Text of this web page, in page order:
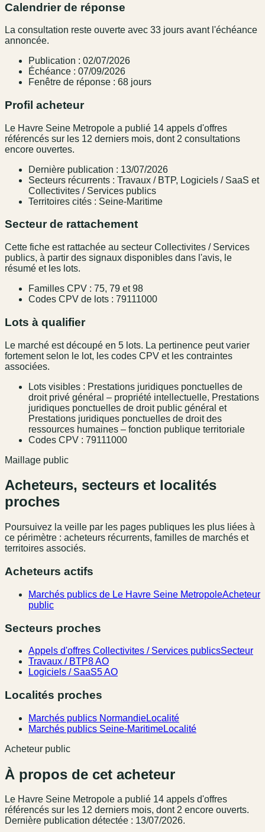
Calendrier de réponse
La consultation reste ouverte avec 33 jours avant l'échéance
annoncée.
Publication : 02/07/2026
Échéance : 07/09/2026
Fenêtre de réponse : 68 jours
Profil acheteur
Le Havre Seine Metropole a publié 14 appels d'offres
référencés sur les 12 derniers mois, dont 2 consultations
encore ouvertes.
Dernière publication : 13/07/2026
Secteurs récurrents : Travaux / BTP, Logiciels / SaaS et
Collectivites / Services publics
Territoires cités : Seine-Maritime
Secteur de rattachement
Cette fiche est rattachée au secteur Collectivites / Services
publics, à partir des signaux disponibles dans l'avis, le
résumé et les lots.
Familles CPV : 75, 79 et 98
Codes CPV de lots : 79111000
Lots à qualifier
Le marché est découpé en 5 lots. La pertinence peut varier
fortement selon le lot, les codes CPV et les contraintes
associées.
Lots visibles : Prestations juridiques ponctuelles de
droit privé général – propriété intellectuelle, Prestations
juridiques ponctuelles de droit public général et
Prestations juridiques ponctuelles de droit des
ressources humaines – fonction publique territoriale
Codes CPV : 79111000
Maillage public
Acheteurs, secteurs et localités
proches
Poursuivez la veille par les pages publiques les plus liées à
ce périmètre : acheteurs récurrents, familles de marchés et
territoires associés.
Acheteurs actifs
Marchés publics de Le Havre Seine MetropoleAcheteur
public
Secteurs proches
Appels d'offres Collectivites / Services publicsSecteur
Travaux / BTP8 AO
Logiciels / SaaS5 AO
Localités proches
Marchés publics NormandieLocalité
Marchés publics Seine-MaritimeLocalité
Acheteur public
À propos de cet acheteur
Le Havre Seine Metropole a publié 14 appel s d'offres
référencés sur les 12 derniers mois, dont 2 encore ouverts.
Dernière publication détectée : 13/07/2026.